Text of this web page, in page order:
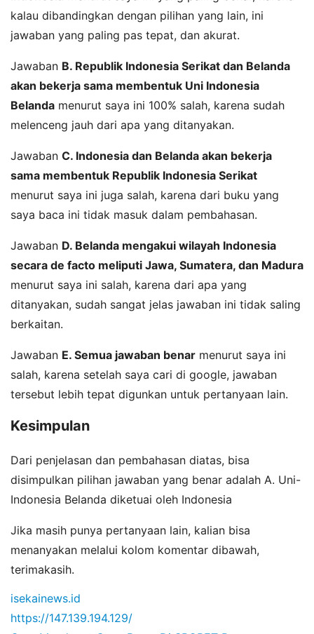
kalau dibandingkan dengan pilihan yang lain, ini
jawaban yang paling pas tepat, dan akurat.
Jawaban B. Republik Indonesia Serikat dan Belanda
akan bekerja sama membentuk Uni Indonesia
Belanda menurut saya ini 100% salah, karena sudah
melenceng jauh dari apa yang ditanyakan.
Jawaban C. Indonesia dan Belanda akan bekerja
sama membentuk Republik Indonesia Serikat
menurut saya ini juga salah, karena dari buku yang
saya baca ini tidak masuk dalam pembahasan.
Jawaban D. Belanda mengakui wilayah Indonesia
secara de facto meliputi Jawa, Sumatera, dan Madura
menurut saya ini salah, karena dari apa yang
ditanyakan, sudah sangat jelas jawaban ini tidak saling
berkaitan.
Jawaban E. Semua jawaban benar menurut saya ini
salah, karena setelah saya cari di google, jawaban
tersebut lebih tepat digunkan untuk pertanyaan lain.
Kesimpulan
Dari penjelasan dan pembahasan diatas, bisa
disimpulkan pilihan jawaban yang benar adalah A. Uni-
Indonesia Belanda diketuai oleh Indonesia
Jika masih punya pertanyaan lain, kalian bisa
menanyakan melalui kolom komentar dibawah,
terimakasih.
isekainews.id
https://147.139.194.129/